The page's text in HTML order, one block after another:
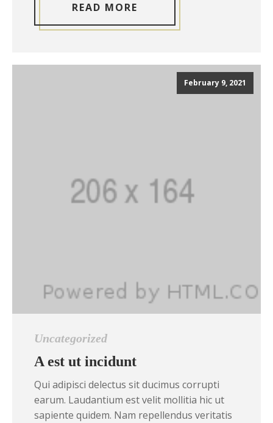
READ MORE
February 9, 2021
Uncategorized
A est ut incidunt
Qui adipisci delectus sit ducimus corrupti
earum. Laudantium est velit mollitia hic ut
sapiente quidem. Nam repellendus veritatis